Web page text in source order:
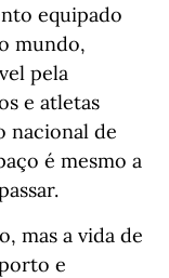
equipado
mundo,
pela
e atletas
nacional de
é mesmo a
mas a vida de
e